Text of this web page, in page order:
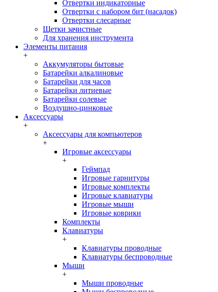
Отвертки индикаторные
Отвертки с набором бит (насадок)
Отвертки слесарные
Щетки зачистные
Для хранения инструмента
Элементы питания
+
Аккумуляторы бытовые
Батарейки алкалиновые
Батарейки для часов
Батарейки литиевые
Батарейки солевые
Воздушно-цинковые
Аксессуары
+
Аксессуары для компьютеров
+
Игровые аксессуары
+
Геймпад
Игровые гарнитуры
Игровые комплекты
Игровые клавиатуры
Игровые мыши
Игровые коврики
Комплекты
Клавиатуры
+
Клавиатуры проводные
Клавиатуры беспроводные
Мыши
+
Мыши проводные